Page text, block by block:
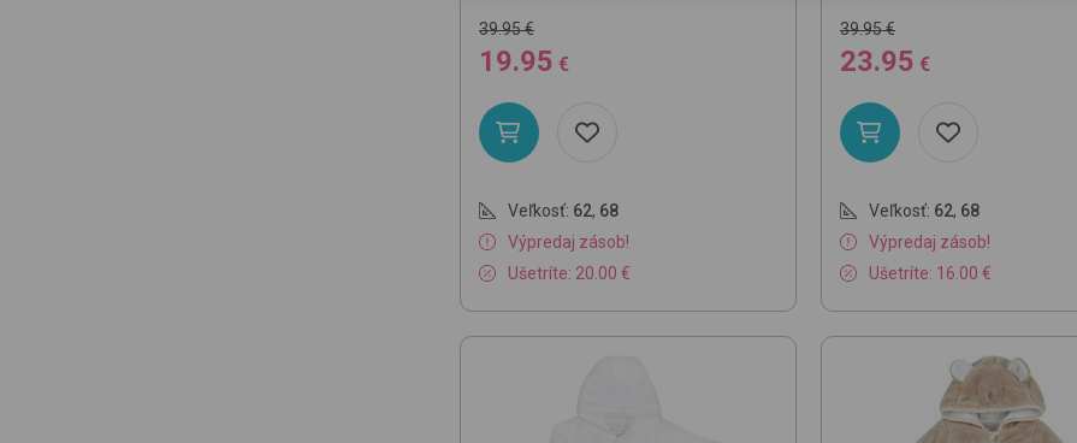
39.95 €
19.95 €
Veľkosť: 62, 68
Výpredaj zásob!
Ušetríte: 20.00 €
39.95 €
23.95 €
Veľkosť: 62, 68
Výpredaj zásob!
Ušetríte: 16.00 €